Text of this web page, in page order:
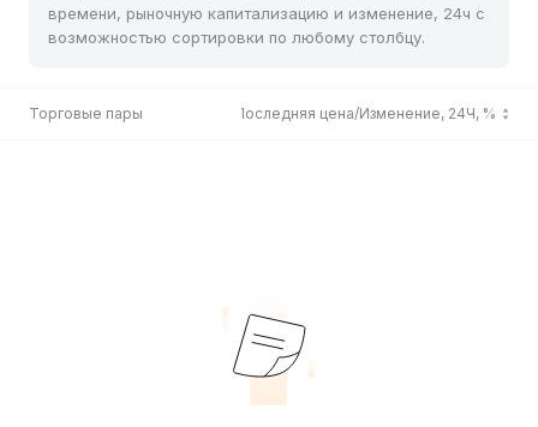
времени, рыночную капитализацию и изменение, 24ч с
возможностью сортировки по любому столбцу.
Торговые пары Последняя цена/Изменение, 24Ч, %